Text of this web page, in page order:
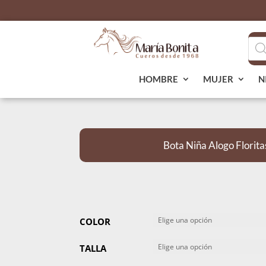
de
HOMBRE MUJER
Bota Niña Alogo
COLOR
TALLA